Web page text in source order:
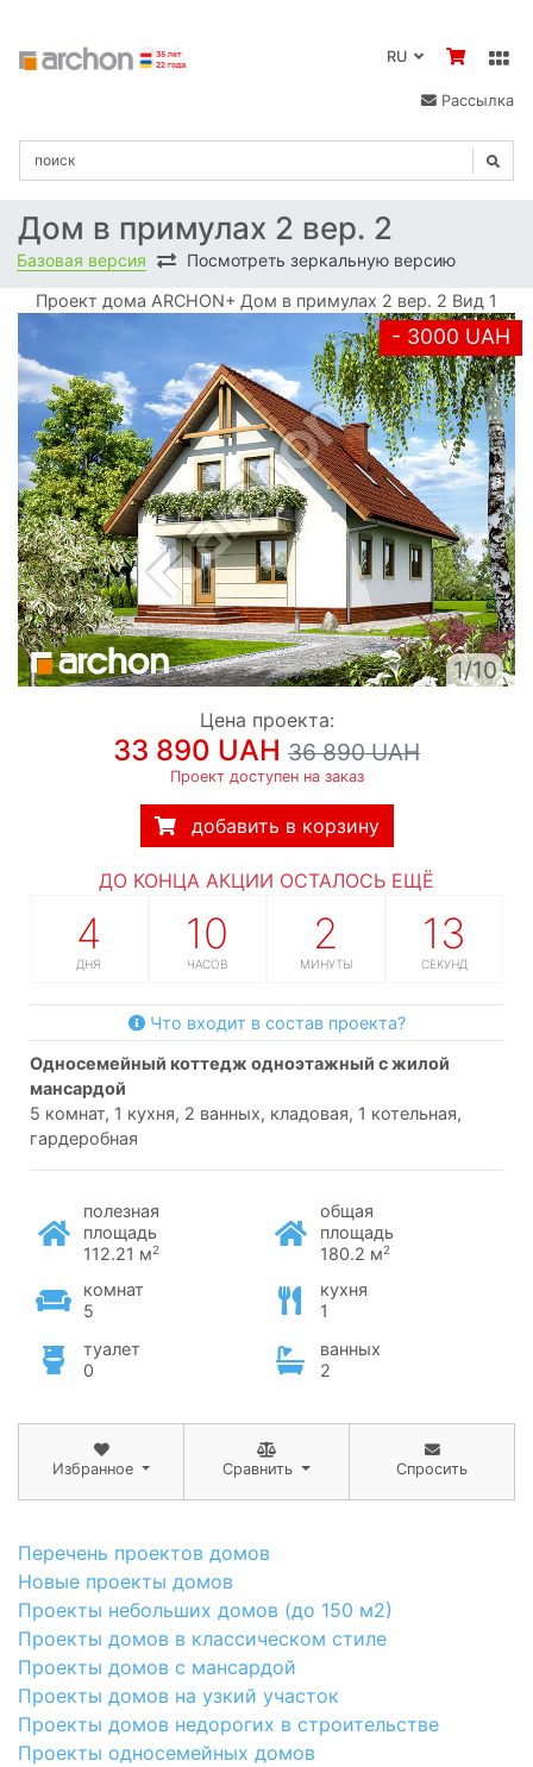
Рассылка
Дом в примулах 2 вер. 2
Базовая версия Посмотреть зеркальную версию
Проект дома ARCHON+ Дом в примулах 2 вер. 2 Вид 1
- 3000 UAH
1/10
Цена проекта:
33 890 UAH 36 890 UAH
Проект доступен на заказ
добавить в корзину
ДО КОНЦА АКЦИИ ОСТАЛОСЬ ЕЩЁ
4
ДНЯ
10
ЧАСОВ
2
МИНУТЫ
12
СЕКУНД
Что входит в состав проекта?
односемейный коттедж одноэтажный с жилой
мансардой
5 комнат, 1 кухня, 2 ванных, кладовая, 1 котельная,
гардеробная
полезная
площадь
112.21 м2
общая
площадь
180.2 м2
комнат
5
кухня
1
туалет
0
ванных
2
Избранное Сравнить Спросить
Перечень проектов домов
Новые проекты домов
Проекты небольших домов (до 150 м2)
Проекты домов в классическом стиле
Проекты домов с мансардой
Проекты домов на узкий участок
Проекты домов недорогих в строительстве
Проекты односемейных домов